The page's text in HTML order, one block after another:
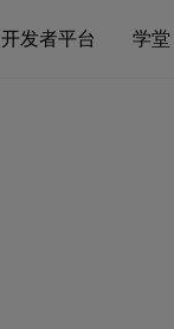
开发者平台 学堂